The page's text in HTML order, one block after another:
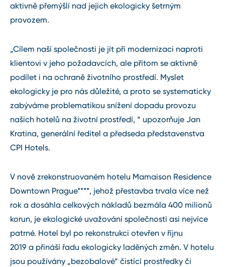
aktivně přemýšlí nad jejich ekologicky šetrným
provozem.
„Cílem naší společnosti je jít při modernizaci naproti
klientovi v jeho požadavcích, ale přitom se aktivně
podílet i na ochraně životního prostředí. Myslet
ekologicky je pro nás důležité, a proto se systematicky
zabýváme problematikou snížení dopadu provozu
našich hotelů na životní prostředí, “ upozorňuje Jan
Kratina, generální ředitel a předseda představenstva
CPI Hotels.
V nově zrekonstruovaném hotelu Mamaison Residence
Downtown Prague****, jehož přestavba trvala více než
rok a dosáhla celkových nákladů bezmála 400 milionů
korun, je ekologické uvažování společnosti asi nejvíce
patrné. Hotel byl po rekonstrukci otevřen v říjnu
2019 a přináší řadu ekologicky laděných změn. V hotelu
jsou používány „bezobalové“ čistící prostředky či